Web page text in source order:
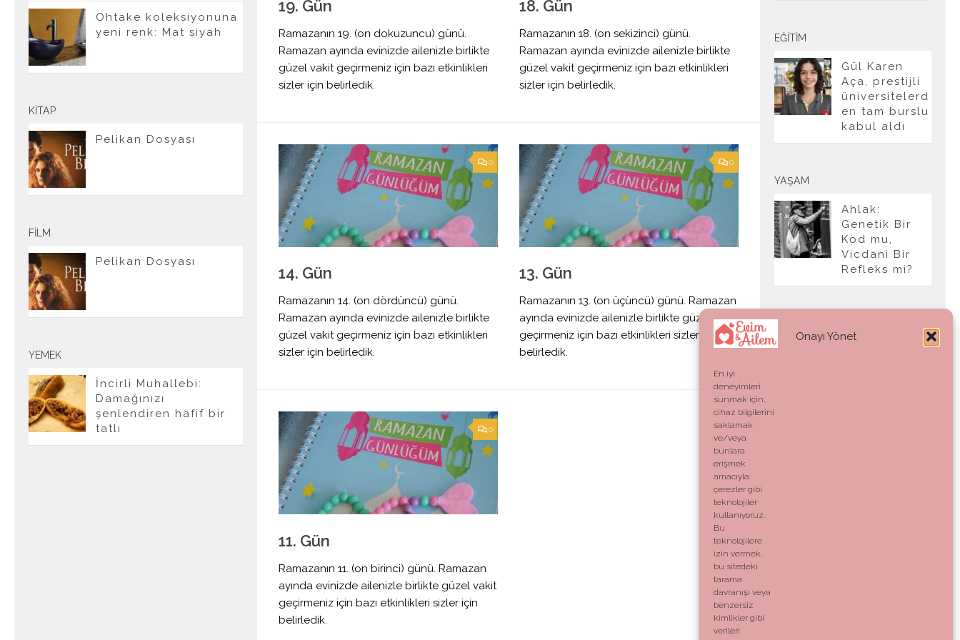
Onayı Yönet
En iyi
deneyimleri
sunmak için,
cihaz bilgilerini
saklamak
ve/veya
bunlara
erişmek
amacıyla
çerezler gibi
teknolojiler
kullanıyoruz.
Bu
teknolojilere
izin vermek,
bu sitedeki
tarama
davranışı veya
benzersiz
kimlikler gibi
verileri
19. Gün
Ramazanın 19. (on dokuzuncu) günü.
Ramazan ayında evinizde ailenizle birlikte
güzel vakit geçirmeniz için bazı etkinlikleri
sizler için belirledik.
18. Gün
Ramazanın 18. (on sekizinci) günü.
Ramazan ayında evinizde ailenizle birlikte
güzel vakit geçirmeniz için bazı etkinlikleri
sizler için belirledik.
0
14. Gün
Ramazanın 14. (on dördüncü) günü.
Ramazan ayında evinizde ailenizle birlikte
güzel vakit geçirmeniz için bazı etkinlikleri
sizler için belirledik.
0
13. Gün
Ramazanın 13. (on üçüncü) günü. Ramazan
ayında evinizde ailenizle birlikte güzel vakit
geçirmeniz için bazı etkinlikleri sizler için
belirledik.
0
11. Gün
Ramazanın 11. (on birinci) günü. Ramazan
ayında evinizde ailenizle birlikte güzel vakit
geçirmeniz için bazı etkinlikleri sizler için
belirledik.
Ohtake koleksiyonuna
yeni renk: Mat siyah
KITAP
Pelikan Dosyası
FILM
Pelikan Dosyası
YEMEK
İncirli Muhallebi:
Damağınızı
şenlendiren hafif bir
tatlı
EĞITIM
Gül Karen
Aça, prestijli
üniversitelerd
en tam burslu
kabul aldı
YAŞAM
Ahlak:
Genetik Bir
Kod mu,
Vicdani Bir
Refleks mi?